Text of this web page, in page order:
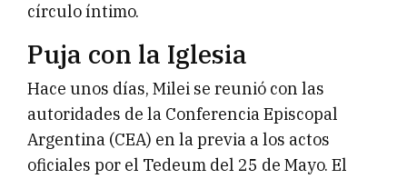
círculo íntimo.
Puja con la Iglesia
Hace unos días, Milei se reunió con las
autoridades de la Conferencia Episcopal
Argentina (CEA) en la previa a los actos
oficiales por el Tedeum del 25 de Mayo. El